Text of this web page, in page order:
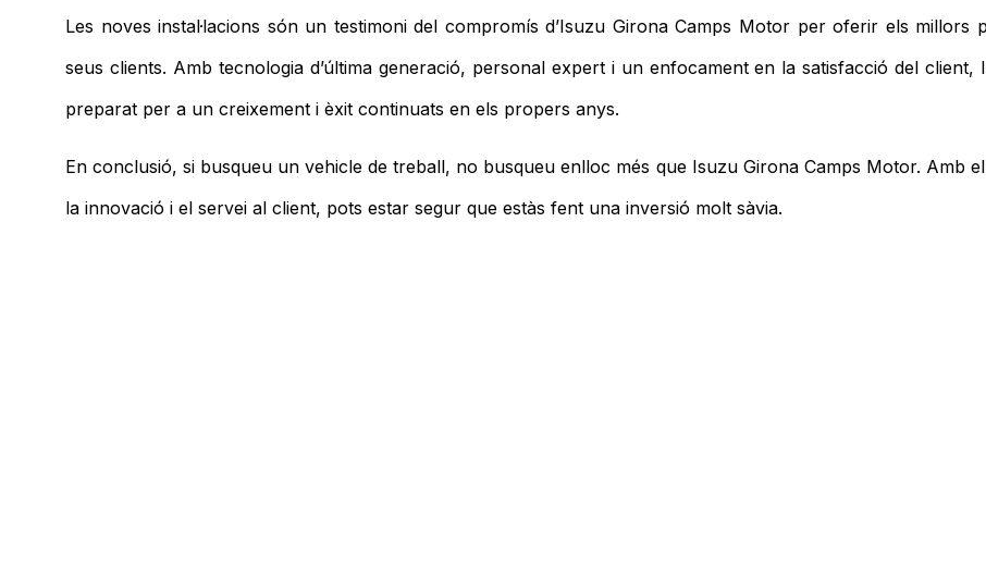
Les noves instal·lacions són un testimoni del compromís d’Isuzu Girona Camps Motor per oferir els millors
seus clients. Amb tecnologia d’última generació, personal expert i un enfocament en la satisfacció del
preparat per a un creixement i èxit continuats en els propers anys.
En conclusió, si busqueu un vehiclede treball, no busqueu enlloc més que Isuzu Girona Camps Motor. Amb
la innovació i el servei al client, pots estar segur que estàs fent una inversió molt sàvia.